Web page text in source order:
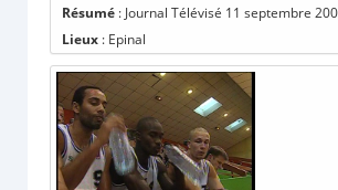
Résumé : Journal Télévisé 11 septembre
Lieux : Epinal